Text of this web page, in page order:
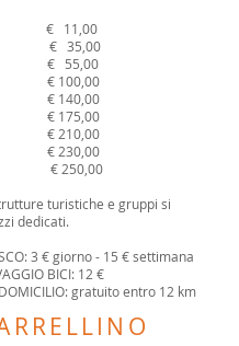
€ 11,00
€ 35,00
€ 55,00
€ 100,00
€ 140,00
€ 175,00
€ 210,00
€ 230,00
€ 250,00
turistiche e gruppi si
dedicati.
3 € giorno - 15 € settimana
BICI: 12 €
gratuito entro 12 km